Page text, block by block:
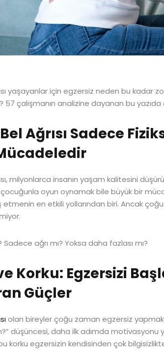
yaşayanlar için egzersiz neden bu kadar
57 çalışmanın analizine dayanan bu
Ağrısı Sadece
milyonlarca insanın yaşam kalitesini
oyun oynamak bile büyük bir
etmenin en etkili yollarından biri. Ancak
Sadece ağrı mı? Yoksa daha fazlası mı?
Korku: Egzersizi
Güçler
olan bireyler çoğu zaman egzersiz
düşüncesi, daha ilk adımda motivasyonu
korku egzersizin kendisinden çok